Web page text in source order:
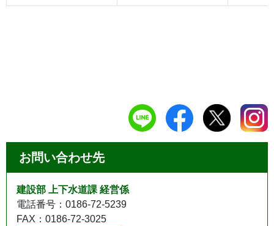
お問い合わせ先
建設部 上下水道課 経営係
電話番号：0186-72-5239
FAX：0186-72-3025